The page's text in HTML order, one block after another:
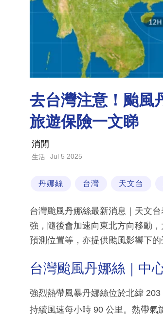
去台灣注意！颱風
旅遊保險一文睇
消閒
生活 Jul 5 2025
丹娜絲 台灣 天文台
台灣颱風丹娜絲最新消息｜天文
強，隨後會加速向東北方向移動
預測位置等，亦提供颱風影響下
台灣颱風丹娜絲｜中
強烈熱帶風暴丹娜絲位於北緯
持續風速每小時 90 公里。熱帶氣